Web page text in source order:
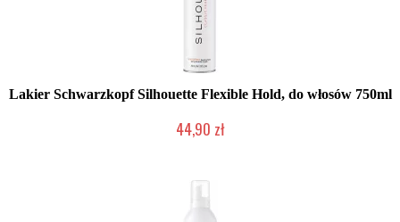
Lakier Schwarzkopf Silhouette Flexible Hold, do włosów 750ml
44,90 zł